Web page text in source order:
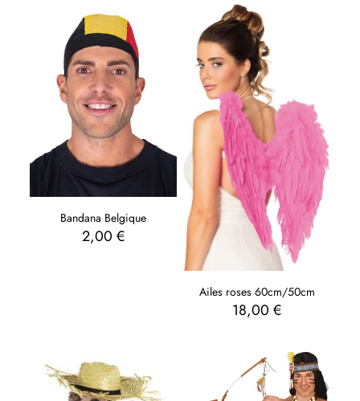
Bandana Belgique
2,00 €
Ailes roses 60cm/50cm
18,00 €